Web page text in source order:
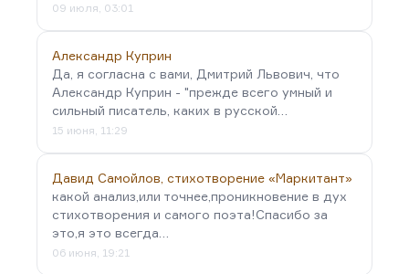
09 июля, 03:01
Александр Куприн
Да, я согласна с вами, Дмитрий Львович, что
Александр Куприн - "прежде всего умный и
сильный писатель, каких в русской…
15 июня, 11:29
Давид Самойлов, стихотворение «Маркитант»
какой анализ,или точнее,проникновение в дух
стихотворения и самого поэта!Спасибо за
это,я это всегда…
06 июня, 19:21